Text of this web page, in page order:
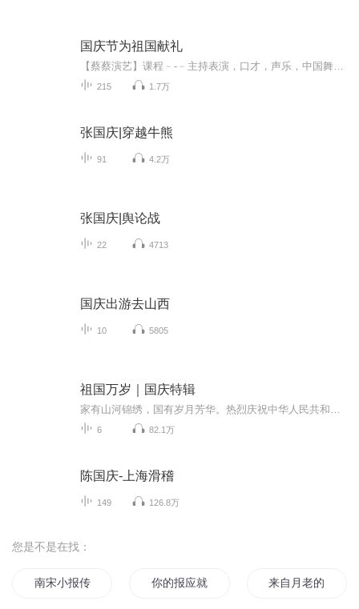
国庆节为祖国献礼
215 1.7万
张国庆|穿越牛熊
91 4.2万
张国庆|舆论战
22 4713
国庆出游去山西
10 5805
祖国万岁｜国庆特辑
6 82.1万
陈国庆-上海滑稽
149 126.8万
您是不是在找：
南宋小报传奇 你的报应就是我呀 来自月老的报复